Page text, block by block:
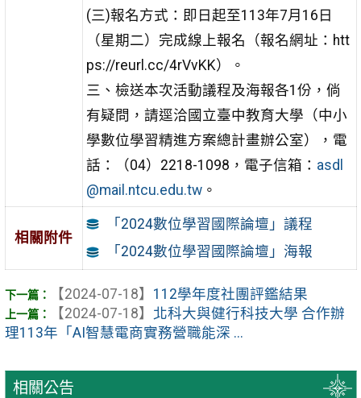
相關公告
(三)報名方式：即日起至113年7月16日
（星期二）完成線上報名（報名網址：htt
ps://reurl.cc/4rVvKK）。
三、檢送本次活動議程及海報各1份，倘
有疑問，請逕洽國立臺中教育大學（中小
學數位學習精進方案總計畫辦公室），電
話：（04）2218-1098，電子信箱： asdl
@mail.ntcu.edu.tw。
相關附件
「2024數位學習國際論壇」議程
「2024數位學習國際論壇」海報
【2024-07-18】 112學年度社團評鑑結果
【2024-07-18】 北科大與健行科技大學 合作辦
理113年「AI智慧電商實務營職能深 ...